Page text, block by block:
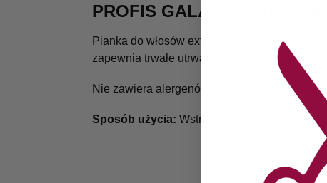
PROFIS GALAKTIC
Pianka do włosów extra mocna, niezbędna
zapewnia trwałe utrwalenie. Zawiera
Nie zawiera alergenów.
Sposób użycia: Wstrząsnąć przed